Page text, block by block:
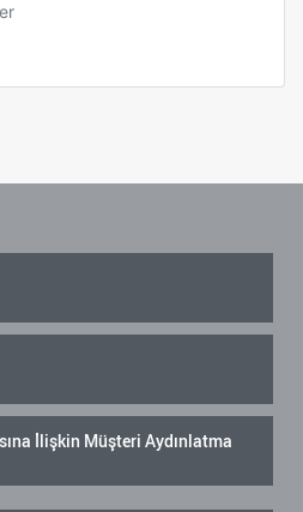
İlişkin Müşteri Aydınlatma